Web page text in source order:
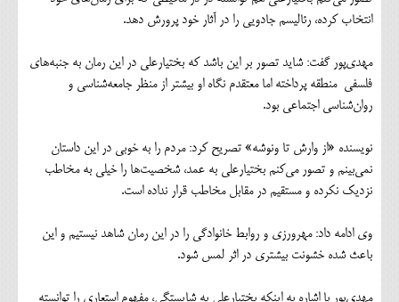
انتخاب کرده، رئالیسم جادویی را در آثار خود پرورش دهد.
مهدی‌پور گفت: شاید تصور بر این باشد که بختیارعلی در این رمان به جنبه‌های
فلسفی منطقه پرداخته اما معتقدم نگاه او بیشتر از منظر جامعه‌شناسی و
روان‌شناسی اجتماعی بود.
نویسنده «از وارش تا ونوشه» تصریح کرد: مردم را به خوبی در این داستان
نمی‌بینم و تصور می‌کنم بختیارعلی به عمد، شخصیت‌ها را خیلی به مخاطب
نزدیک نکرده و مستقیم در مقابل مخاطب قرار نداده است.
وی ادامه داد: مهرورزی و روابط خانوادگی را در این رمان شاهد نیستیم و این
باعث شده خشونت بیشتری در اثر لمس شود.
مهدی‌پور با اشاره به اینکه بختیارعلی به شایستگی، مفهوم استعاری را توانسته